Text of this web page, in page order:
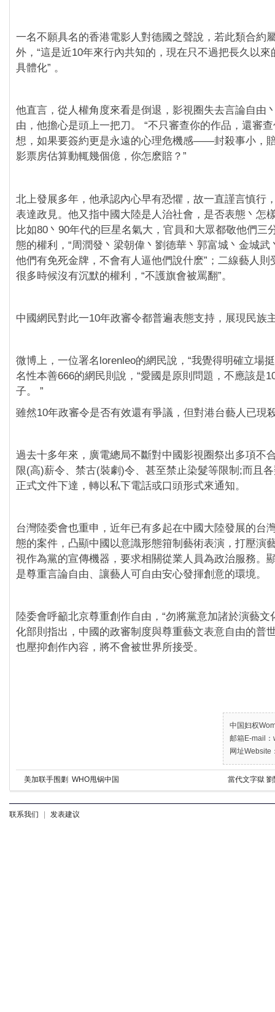
一名不願具名的香港電影人對德國之聲說，若此類合約
外，“這是近10年來行內共知的，現在只不過把長久以來
具體化” 。
他直言，從人權角度來看是倒退，影視圈失去言論自由
由，他擔心是頭上一把刀。 “不只審查你的作品，還審
想，如果要簽約更是永遠的心理危機感——封殺事小，
影票房估算動輒幾個億，你怎麽賠？”
北上發展多年，他承認內心早有恐懼，故一直謹言慎行
表達政見。他又指中國大陸是人治社會，是否表態丶怎
比如80丶90年代的巨星名氣大，官員和大眾都敬他們三
態的權利，“周潤發丶梁朝偉丶劉德華丶郭富城丶金城武
他們有免死金牌，不會有人逼他們說什麽”；二線藝人則
很多時候沒有沉默的權利，“不護旗會被罵翻”。
中國網民對此一10年政審令都普遍表態支持，展現民族
微博上，一位署名lorenleo的網民說，“我覺得明確立場
名性本善666的網民則說，“愛國是原則問題，不應該是
子。 ”
雖然10年政審令是否有效還有爭議，但對港台藝人已現
過去十多年來，廣電總局不斷對中國影視圈祭出多項不
限(高)薪令、禁古(裝劇)令、甚至禁止染髮等限制;而且
正式文件下達，轉以私下電話或口頭形式來通知。
台灣陸委會也重申，近年已有多起在中國大陸發展的台
態的案件，凸顯中國以意識形態箝制藝術表演，打壓演
視作為黨的宣傳機器，要求相關從業人員為政治服務。
是尊重言論自由、讓藝人可自由安心發揮創意的環境。
陸委會呼籲北京尊重創作自由，“勿將黨意加諸於演藝文
化部則指出，中國的政審制度與尊重藝文表意自由的普
也壓抑創作內容，將不會被世界所接受。
中国妇权
邮箱E-mail
网址Website
美加联手围剿 WHO甩锅中国 當代文字獄
联系我们 发表建议